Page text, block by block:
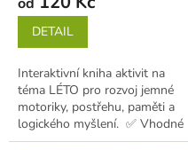
DETAIL
Interaktivní kniha aktivit na
téma LÉTO pro rozvoj jemné
motoriky, postřehu, paměti a
logického myšlení. ✅ Vhodné
pro děti od 1 do 5...